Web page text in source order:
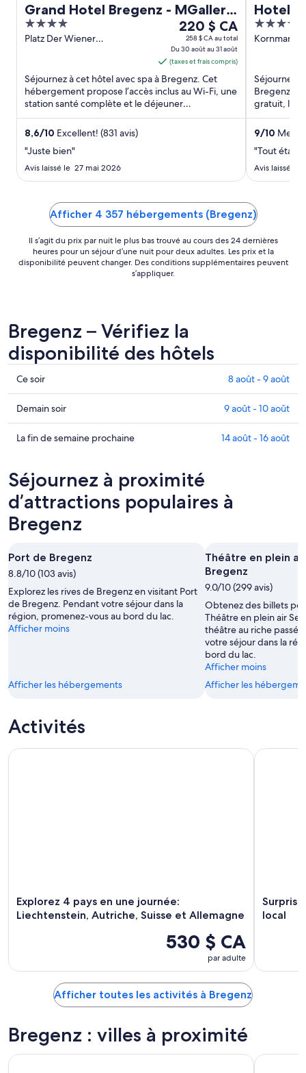
Grand Hotel Bregenz - MGallery
Collection
4
out
Platz Der Wiener
Le
prix
est
de 220 $ CA
par
nuit
du 30
220 $ CA
258 $ CA au total
Du 30 août au 31 août
(taxes et frais compris)
Séjournez à cet hôtel avec spa à Bregenz. Cet
hébergement propose l’accès inclus au Wi-Fi, une
station santé complète et le déjeuner
(supplément). Dans leurs ...
8,6/10 Excellent! (831 avis)
"Juste bien"
Avis laissé le 27 mai 2026
Hotel
4
out
Séjournez
Bregenz.
gratuit,
chambres
9/10
"Tout était
Avis laissé le
Afficher 4 357 hébergements (Bregenz)
Il s’agit du prix par nuit le plus bas trouvé au cours des 24 dernières
heures pour un séjour d’une nuit pour deux adultes. Les prix et la
disponibilité peuvent changer. Des conditions supplémentaires peuvent
s’appliquer.
Bregenz – Vérifiez la
disponibilité des hôtels
Consultez
les
prix
à Bregenz
pour
8
août
-
9
Ce soir 8 août - 9 août
Consulter
les
prix
pour
demain
soir,
9
-
10
août
Demain soir 9 août - 10 août
Consultez
à Bregenz
pour
la
fin
semaine
prochaine,
14
août
-
16
La fin de semaine prochaine 14 août - 16 août
Séjournez à proximité
d’attractions populaires à
Bregenz
Port de Bregenz
8.8/10 (103 avis)
Explorez les rives de Bregenz en visitant Port
de Bregenz. Pendant votre séjour dans la
région, promenez-vous au bord du lac.
Afficher moins
Afficher les hébergements
Théâtre en plein
Bregenz
9.0/10 (299 avis)
Obtenez des billets
Théâtre en plein air
théâtre au riche passé
votre séjour dans la
bord du lac.
Afficher moins
Afficher les
Activités
Explorez 4 pays en une journée:
Liechtenstein, Autriche, Suisse et Allemagne
530 $ CA
par adulte
Explorez 4 pays en une journée: Liechtenstein, Autriche,
local
Surprise
Afficher toutes les activités à Bregenz
Bregenz : villes à proximité